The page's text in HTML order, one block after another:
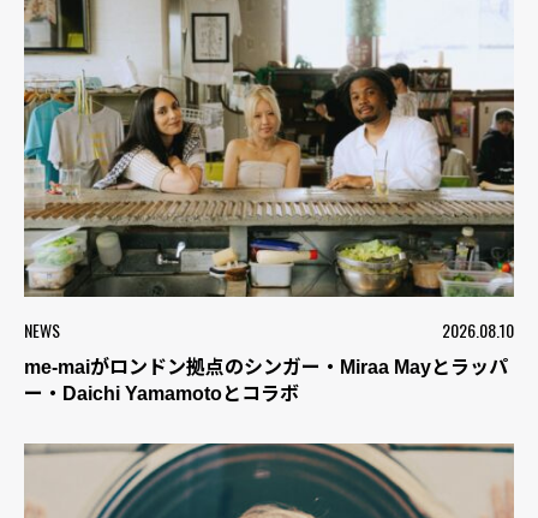
NEWS 2026.08.10
me-maiがロンドン拠点のシンガー・Miraa Mayとラッパ
ー・Daichi Yamamotoとコラボ